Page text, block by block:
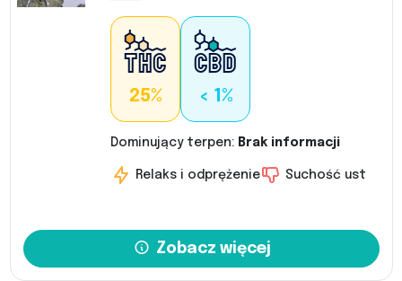
25% < 1%
Dominujący terpen: Brak informacji
Relaks i odprężenie Suchość ust
Zobacz więcej